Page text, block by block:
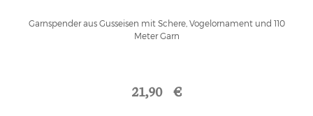
Garnspender aus Gusseisen mit Schere, Vogelornament und 110
Meter Garn
21,90 €